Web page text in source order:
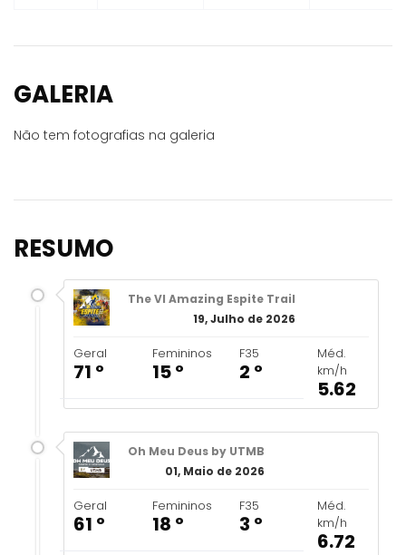
GALERIA
Não tem fotografias na galeria
RESUMO
The VI Amazing Espite Trail
19, Julho de 2026
Geral
71 º
Femininos
15 º
F35
2 º
Méd.
km/h
5.62
Oh Meu Deus by UTMB
01, Maio de 2026
Geral
61 º
Femininos
18 º
F35
3 º
Méd.
km/h
6.72